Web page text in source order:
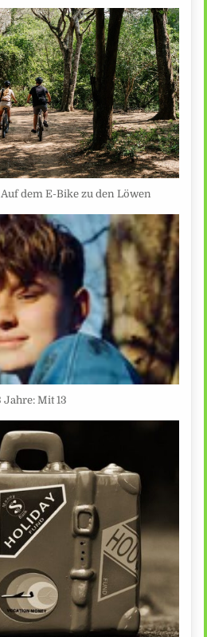
dem E-Bike zu den Löwen
Jahre: Mit 13